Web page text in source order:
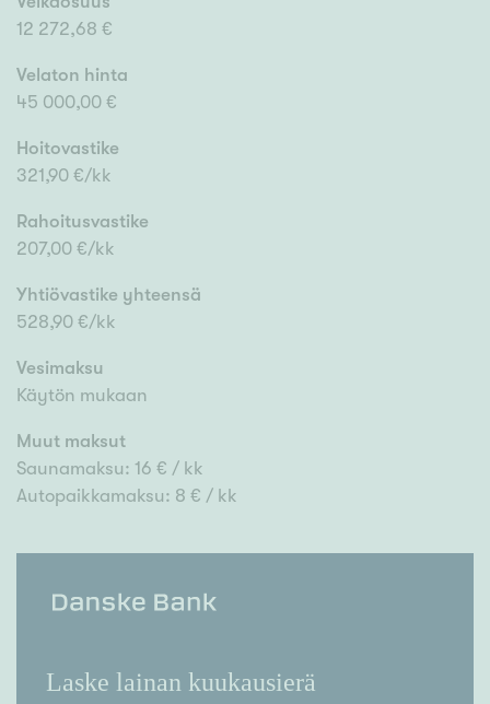
12 272,68 €
Velaton hinta
45 000,00 €
Hoitovastike
321,90 €/kk
Rahoitusvastike
207,00 €/kk
Yhtiövastike yhteensä
528,90 €/kk
Vesimaksu
Käytön mukaan
Muut maksut
Saunamaksu: 16 € / kk
Autopaikkamaksu: 8 € / kk